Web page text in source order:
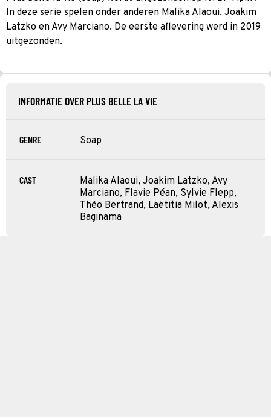
In deze serie spelen onder anderen Malika Alaoui, Joakim
Latzko en Avy Marciano. De eerste aflevering werd in 2019
uitgezonden.
INFORMATIE OVER PLUS BELLE LA VIE
GENRE Soap
CAST
Malika Alaoui, Joakim Latzko, Avy
Marciano, Flavie Péan, Sylvie Flepp,
Théo Bertrand, Laëtitia Milot, Alexis
Baginama